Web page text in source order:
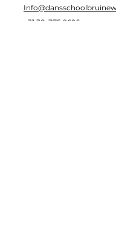
+31 38-375 9696